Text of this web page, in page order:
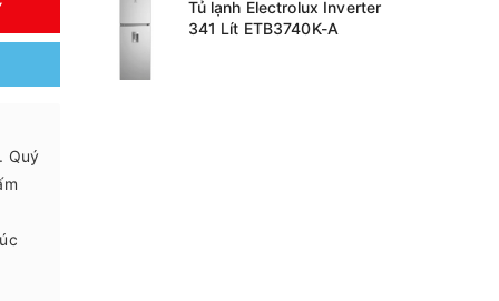
Quý
Tủ lạnh Electrolux Inverter
341 Lít ETB3740K-A